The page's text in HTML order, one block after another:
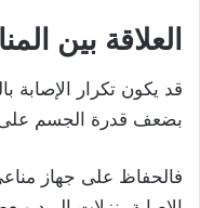
العلاقة بين
قد يكون تكرار
بضعف قدرة الجسم على
فالحفاظ على جهاز